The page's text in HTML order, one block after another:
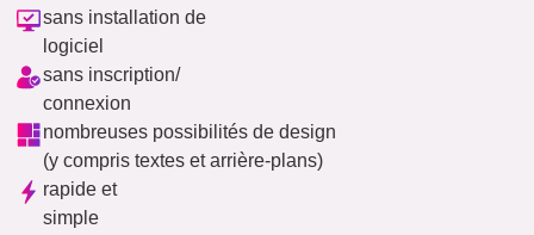
sans installation de
logiciel
sans inscription/
connexion
nombreuses possibilités de design
(y compris textes et arrière-plans)
rapide et
simple